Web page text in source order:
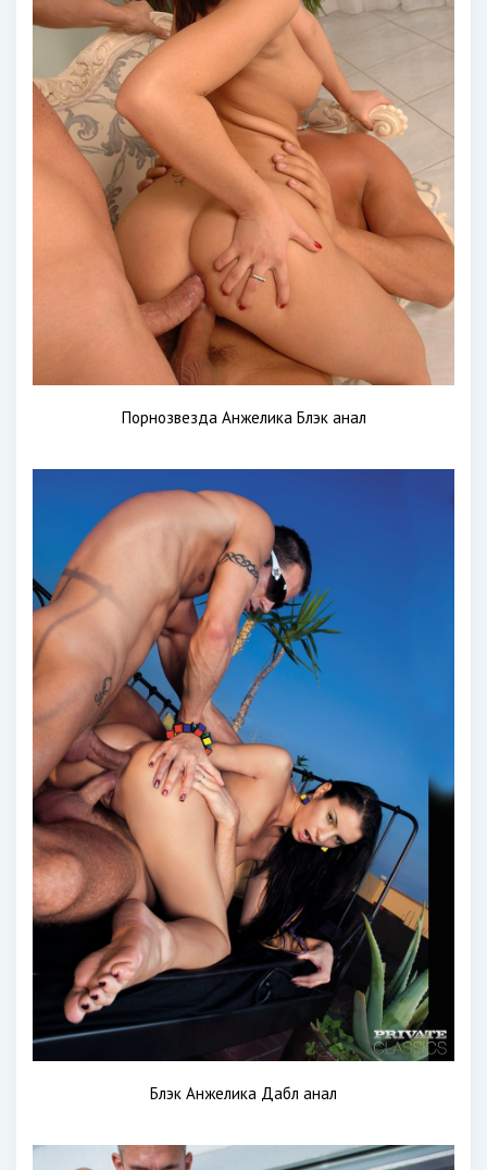
Порнозвезда Анжелика Блэк анал
Блэк Анжелика Дабл анал